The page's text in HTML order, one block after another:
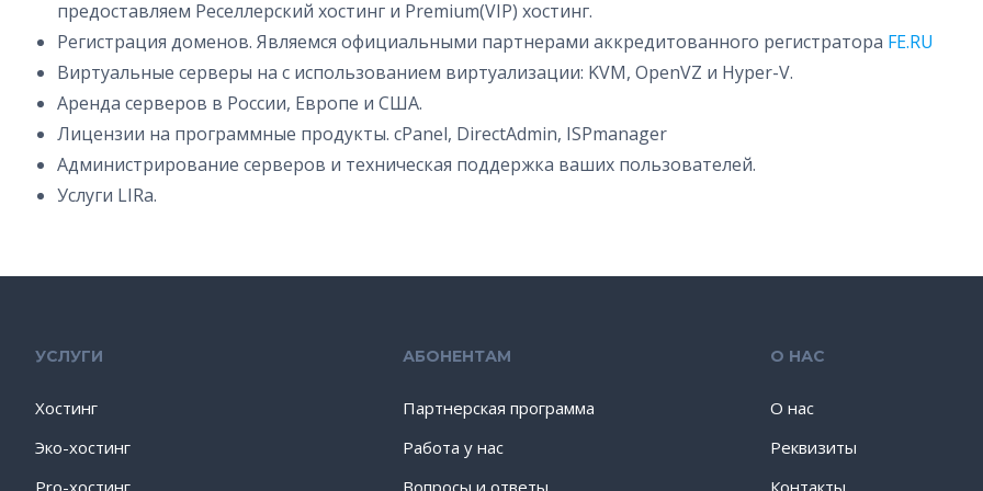
предоставляем Реселлерский хостинг и Premium(VIP) хостинг.
Регистрация доменов. Являемся официальными партнерами аккредитованного регистратора FE.RU
Виртуальные серверы на c использованием виртуализации: KVM, OpenVZ и Hyper-V.
Аренда серверов в России, Европе и США.
Лицензии на программные продукты. cPanel, DirectAdmin, ISPmanager
Администрирование серверов и техническая поддержка ваших пользователей.
Услуги LIRа.
УСЛУГИ
Хостинг
Эко-хостинг
Pro-хостинг
АБОНЕНТАМ
Партнерская программа
Работа у нас
Вопросы и ответы
О НАС
О нас
Реквизиты
Контакты